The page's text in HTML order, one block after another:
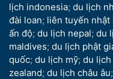
lịch indonesia; du lịch
đài loan; liên tuyến nhật
ấn độ; du lịch nepal; du
maldives; du lịch phật
quốc; du lịch mỹ; du lịch
zealand; du lịch châu âu;